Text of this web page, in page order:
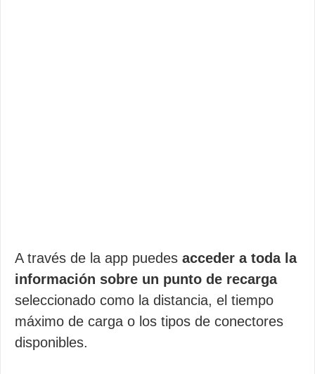
A través de la app puedes acceder a toda la
información sobre un punto de recarga
seleccionado como la distancia, el tiempo
máximo de carga o los tipos de conectores
disponibles.